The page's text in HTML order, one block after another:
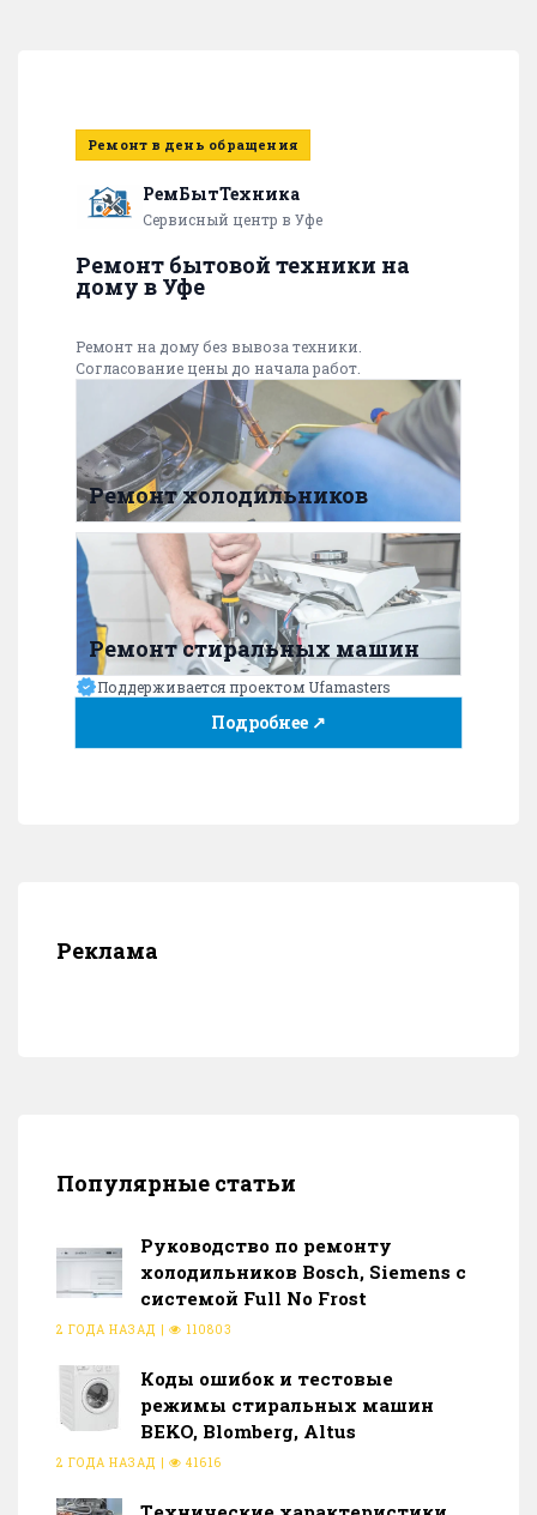
Ремонт в день обращения
РемБытТехника
Сервисный центр в Уфе
Ремонт бытовой техники на
дому в Уфе
Ремонт на дому без вывоза техники.
Согласование цены до начала работ.
Ремонт холодильников
Ремонт стиральных машин
Поддерживается проектом Ufamasters
Подробнее ↗
Реклама
Популярные статьи
Руководство по ремонту
холодильников Bosch, Siemens с
системой Full No Frost
2 ГОДА НАЗАД 110803
Коды ошибок и тестовые
режимы стиральных машин
BEKO, Blomberg, Altus
2 ГОДА НАЗАД 41616